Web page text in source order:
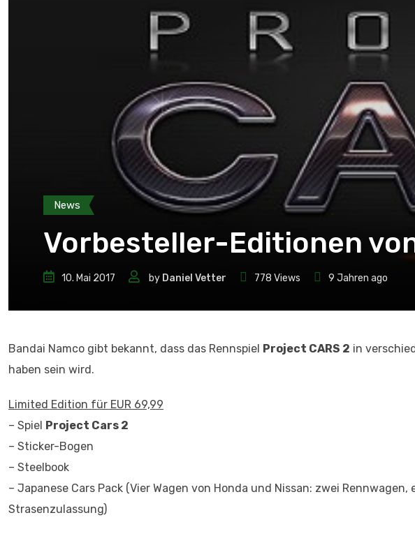
News
Vorbesteller-Editionen
10. Mai 2017 by Daniel Vetter 778 Views 9 Jahren ago
Bandai Namco gibt bekannt, dass das Rennspiel Project CARS 2 in
haben sein wird.
Limited Edition für EUR 69,99
– Spiel Project Cars 2
– Sticker-Bogen
– Steelbook
– Japanese Cars Pack (Vier Wagen von Honda und Nissan: zwei
Strasenzulassung)